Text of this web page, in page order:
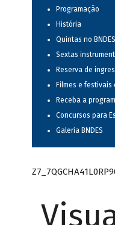
Programação
História
Quintas no BNDES
Sextas
Reserva de
Filmes e festivais
Receba a
Concursos para
Galeria BNDES